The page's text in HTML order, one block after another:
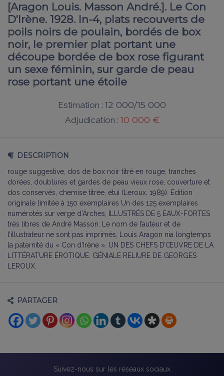
[Aragon Louis. Masson André.]. Le Con
D'Irène. 1928. In-4, plats recouverts de
poils noirs de poulain, bordés de box
noir, le premier plat portant une
découpe bordée de box rose figurant
un sexe féminin, sur garde de peau
rose portant une étoile
Estimation : 12 000/15 000
Adjudication : 10 000 €
DESCRIPTION
rouge suggestive, dos de box noir titré en rouge, tranches
dorées, doublures et gardes de peau vieux rose, couverture et
dos conservés, chemise titrée, étui (Leroux, 1989). Edition
originale limitée à 150 exemplaires Un des 125 exemplaires
numérotés sur vergé d’Arches,
ILLUSTRÉS DE 5 EAUX-FORTES
très libres de André Masson.
Le nom de l’auteur et de
l’illustrateur ne sont pas imprimés, Louis Aragon nia longtemps
la paternité du « Con d’Irène ». UN DES CHEFS D’ŒUVRE DE LA
LITTÉRATURE ÉROTIQUE GÉNIALE RELIURE DE GEORGES
EROUX
PARTAGER
Suivez-nous sur les réseaux sociaux